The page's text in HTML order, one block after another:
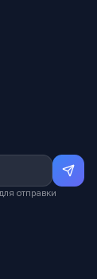
отправки